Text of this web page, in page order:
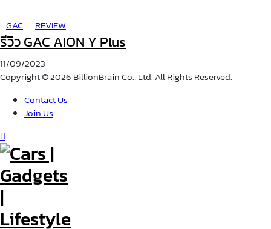
GAC REVIEW
รีวิว GAC AION Y Plus
11/09/2023
Copyright © 2026 BillionBrain Co., Ltd. All Rights Reserved.
Contact Us
Join Us